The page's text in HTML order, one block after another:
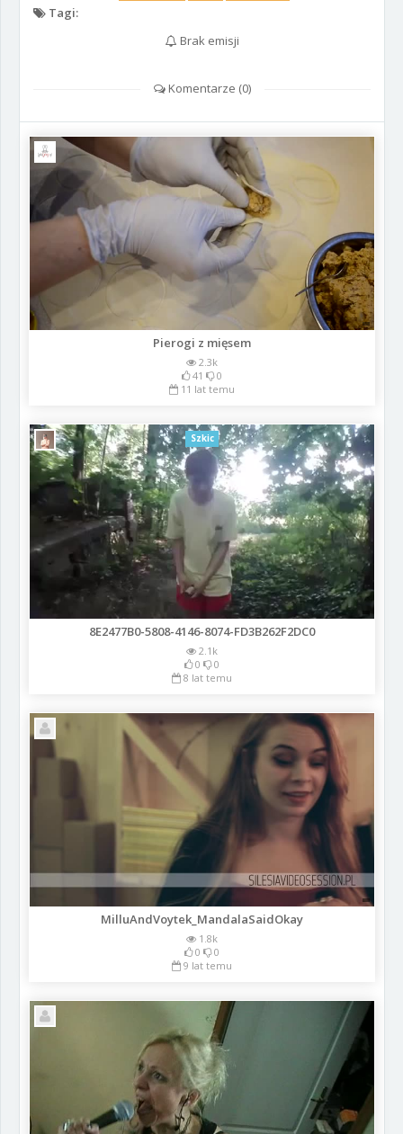
Tagi:
Brak emisji
Komentarze (0)
Pierogi z mięsem
2.3k
41
0
11 lat temu
Szkic
8E2477B0-5808-4146-8074-FD3B262F2DC0
2.1k
0
0
8 lat temu
MilluAndVoytek_MandalaSaidOkay
1.8k
0
0
9 lat temu